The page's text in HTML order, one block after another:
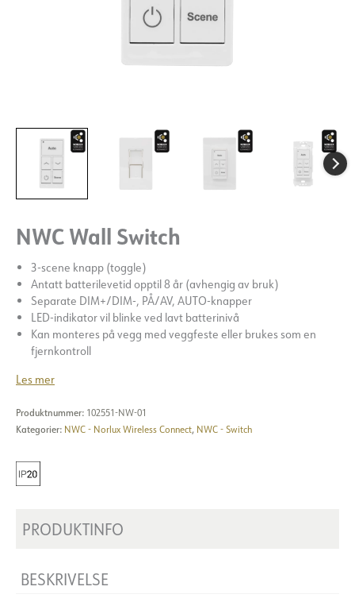
NWC Wall Switch
3-scene knapp (toggle)
Antatt batterilevetid opptil 8 år (avhengig av bruk)
Separate DIM+/DIM-, PÅ/AV, AUTO-knapper
LED-indikator vil blinke ved lavt batterinivå
Kan monteres på vegg med veggfeste eller brukes som en
fjernkontroll
Les mer
Produktnummer: 102551-NW-01
Kategorier: NWC - Norlux Wireless Connect, NWC - Switch
PRODUKTINFO
BESKRIVELSE